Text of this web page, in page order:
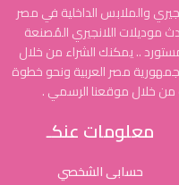
والملابس الداخلية في مصر
أحدث موديلات اللانجيري المُصنعة
.. يمكنك الشراء من خلال
جمهورية مصر العربية ونحو خطوة
من خلال موقعنا الرسمي .
معلومات عنكـ
حسابى الشخصي